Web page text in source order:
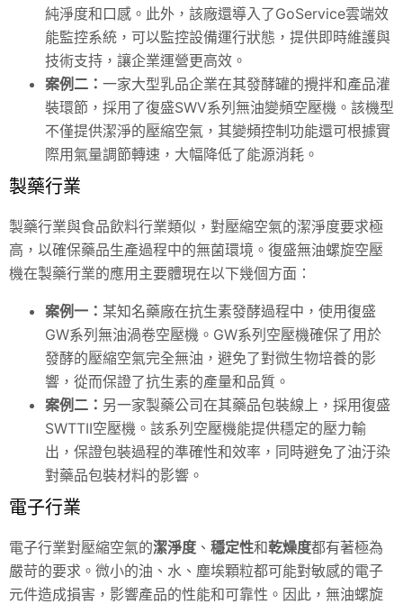
純淨度和口感。此外，該廠還導入了GoService雲端效
能監控系統，可以監控設備運行狀態，提供即時維護與
技術支持，讓企業運營更高效。
案例二： 一家大型乳品企業在其發酵罐的攪拌和產品灌
裝環節，採用了復盛SWV系列無油變頻空壓機。該機型
不僅提供潔淨的壓縮空氣，其變頻控制功能還可根據實
際用氣量調節轉速，大幅降低了能源消耗。
製藥行業
製藥行業與食品飲料行業類似，對壓縮空氣的潔淨度要求極
高，以確保藥品生產過程中的無菌環境。復盛無油螺旋空壓
機在製藥行業的應用主要體現在以下幾個方面：
案例一： 某知名藥廠在抗生素發酵過程中，使用復盛
GW系列無油渦卷空壓機。GW系列空壓機確保了用於
發酵的壓縮空氣完全無油，避免了對微生物培養的影
響，從而保證了抗生素的產量和品質。
案例二： 另一家製藥公司在其藥品包裝線上，採用復盛
SWTTII空壓機。該系列空壓機能提供穩定的壓力輸
出，保證包裝過程的準確性和效率，同時避免了油汙染
對藥品包裝材料的影響。
電子行業
電子行業對壓縮空氣的潔淨度 、 穩定性和乾燥度都有著極為
嚴苛的要求。微小的油、水、塵埃顆粒都可能對敏感的電子
元件造成損害，影響產品的性能和可靠性。因此，無油螺旋